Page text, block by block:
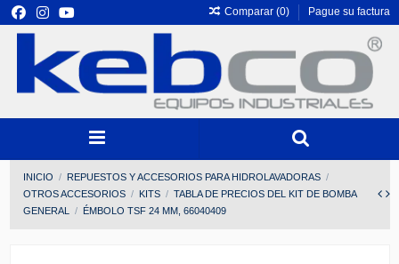
Comparar (0) Pague su factura
INICIO
REPUESTOS Y ACCESORIOS PARA HIDROLAVADORAS
OTROS ACCESORIOS
KITS
TABLA DE PRECIOS DEL KIT DE BOMBA
GENERAL
ÉMBOLO TSF 24 MM, 66040409